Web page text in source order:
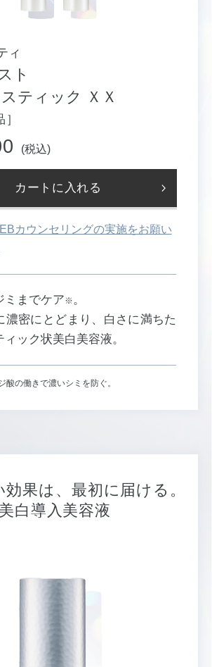
ィ
ト
ティック ＸＸ
(税込)
カートに入れる
カウンセリングの実施をお願い
ミまでケア※。
濃密にとどまり、白さに満ちた
ック状美白美容液。
の働きで濃いシミを防ぐ。
果は、最初に届ける。
美白導入美容液